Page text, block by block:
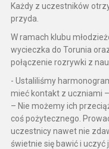
Każdy z uczestników
przyda.
W ramach klubu
wycieczka do Torunia
połączenie rozrywki z
- Ustaliliśmy
mieć kontakt z uczniami
– Nie możemy ich
coś pożytecznego.
uczestnicy nawet nie
świetnie się bawić i